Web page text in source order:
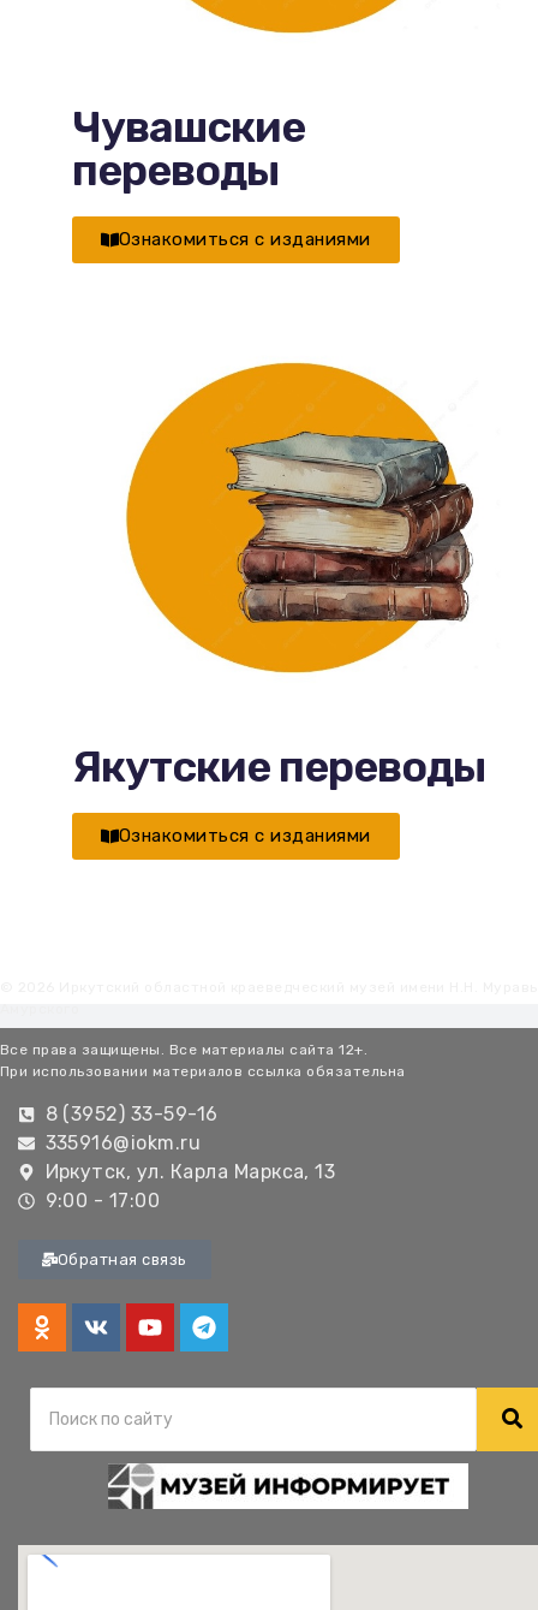
Чувашские
переводы
Ознакомиться с изданиями
Якутские переводы
Ознакомиться с изданиями
Все права защищены. Все материалы сайта 12+.
При использовании материалов ссылка обязательна
8 (3952) 33-59-16
335916@iokm.ru
Иркутск, ул. Карла Маркса, 13
9:00 - 17:00
Обратная связь